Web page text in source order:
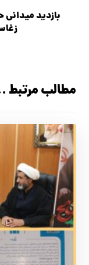
بازدید
مطالب مرتبط